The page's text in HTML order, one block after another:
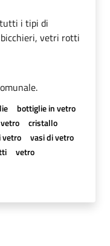
i tipi di
vetri rotti
bottiglie in vetro
cristallo
vetro
vasi di vetro
vetro